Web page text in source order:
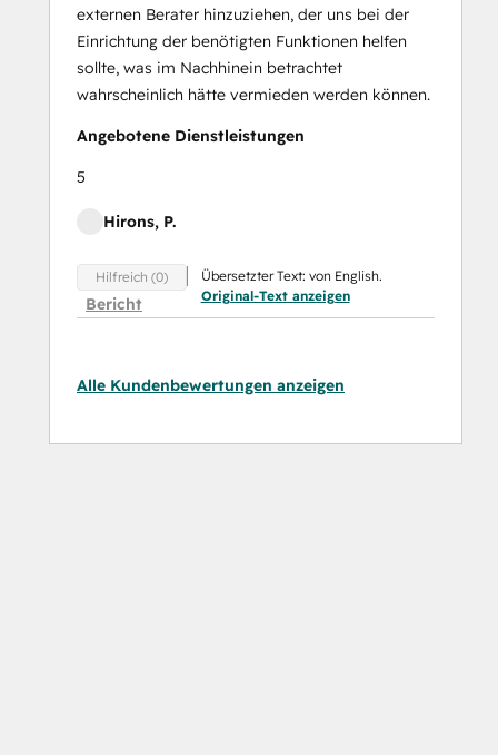
externen Berater hinzuziehen, der uns bei der
Einrichtung der benötigten Funktionen helfen
sollte, was im Nachhinein betrachtet
wahrscheinlich hätte vermieden werden können.
Angebotene Dienstleistungen
5
Hirons, P.
Hilfreich (0)
Bericht
Übersetzter Text: von English.
Original-Text anzeigen
Alle Kundenbewertungen anzeigen